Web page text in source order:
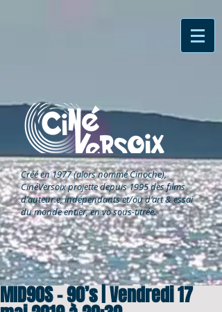
Créé en 1977 (alors nommé Cinoche),
CinéVersoixprojette depuis 1995 des films
d'auteur.e, indépendants et/ou d'art & essai
du monde entier, en vo sous-titrée.
MID90S - 90’s | Vendredi 17